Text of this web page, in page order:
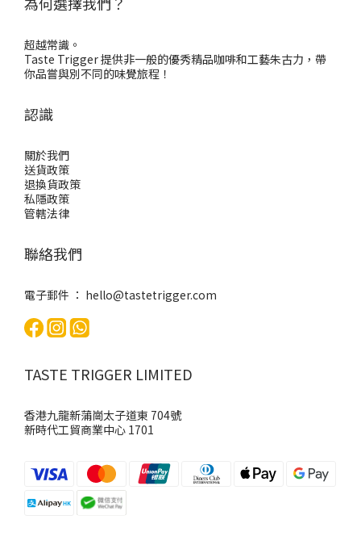
超越常識。
Taste Trigger 提供非一般的優秀精品咖啡和工藝朱古力，帶
你品嘗與別不同的味覺旅程！
認識
關於我們
送貨政策
退換貨政策
私隱政策
管轄法律
聯絡我們
電子郵件 ： hello@tastetrigger.com
TASTE TRIGGER LIMITED
香港九龍新蒲崗太子道東 704號
新時代工貿商業中心 1701